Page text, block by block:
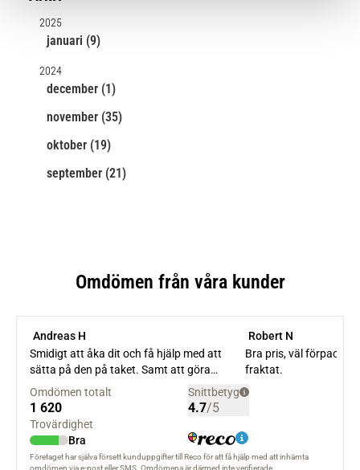
2025
januari (9)
2024
december (1)
november (35)
oktober (19)
september (21)